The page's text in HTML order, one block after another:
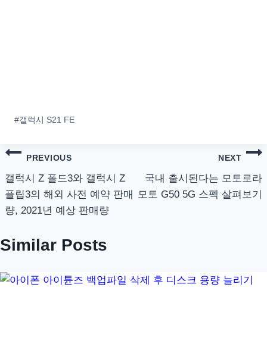
Post
#갤럭시 S21 FE
글
탐
색
PREVIOUS
갤럭시 Z 폴드3와 갤럭시 Z
플립3의 해외 사전 예약 판매
량, 2021년 예상 판매량
NEXT
국내 출시된다는 모토로라
모토 G50 5G 스펙 살펴보기
Similar Posts